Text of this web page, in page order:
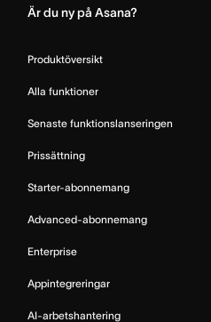
Är du ny på Asana?
Produktöversikt
Alla funktioner
Senaste funktionslanseringen
Prissättning
Starter-abonnemang
Advanced-abonnemang
Enterprise
Appintegreringar
AI-arbetshantering